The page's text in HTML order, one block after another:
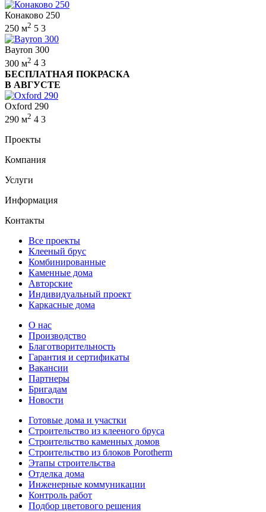
Конаково 250
250 м2 5 3
Bayron 300
300 м2 4 3
БЕСПЛАТНАЯ ПОКРАСКА
В АВГУСТЕ
Oxford 290
290 м2 4 3
Проекты
Компания
Услуги
Информация
Контакты
Все проекты
Клееный брус
Комбинированные
Каменные дома
Авторские
Индивидуальный проект
Каркасные дома
О нас
Производство
Благотворительность
Гарантия и сертификаты
Вакансии
Партнеры
Бригадам
Новости
Готовые дома и участки
Строительство из клееного бруса
Строительство каменных домов
Строительство из блоков Porotherm
Этапы строительства
Отделка дома
Инженерные коммуникации
Контроль работ
Подбор цветового решения